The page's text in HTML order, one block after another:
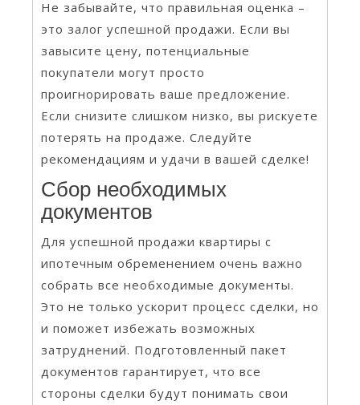
Не забывайте, что правильная оценка –
это залог успешной продажи. Если вы
завысите цену, потенциальные
покупатели могут просто
проигнорировать ваше предложение.
Если снизите слишком низко, вы рискуете
потерять на продаже. Следуйте
рекомендациям и удачи в вашей сделке!
Сбор необходимых
документов
Для успешной продажи квартиры с
ипотечным обременением очень важно
собрать все необходимые документы.
Это не только ускорит процесс сделки, но
и поможет избежать возможных
затруднений. Подготовленный пакет
документов гарантирует, что все
стороны сделки будут понимать свои